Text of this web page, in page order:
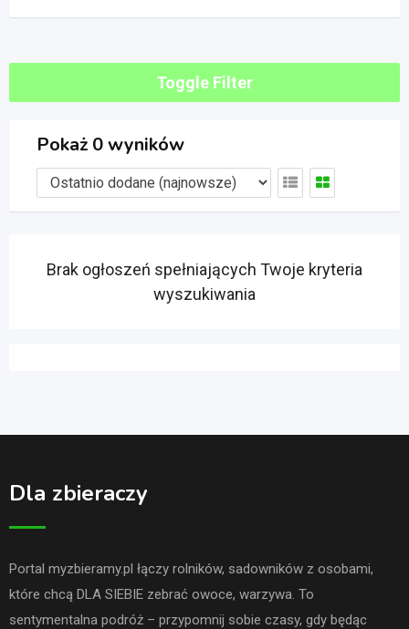
Toggle Filter
Pokaż 0 wyników
Brak ogłoszeń spełniających Twoje kryteria
wyszukiwania
Dla zbieraczy
Portal myzbieramy.pl łączy rolników, sadowników z osobami,
które chcą DLA SIEBIE zebrać owoce, warzywa. To
sentymentalna podróż – przypomnij sobie czasy, gdy będąc